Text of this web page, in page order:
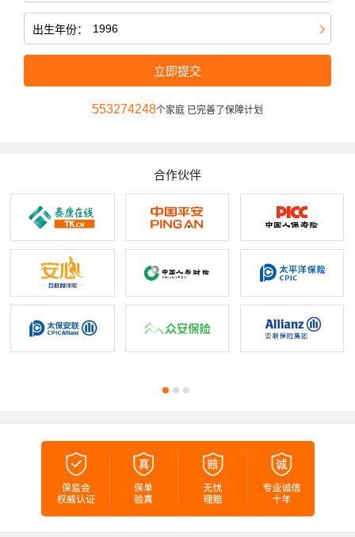
出生年份：
立即提交
553274248个家庭 已完善了保障计划
合作伙伴